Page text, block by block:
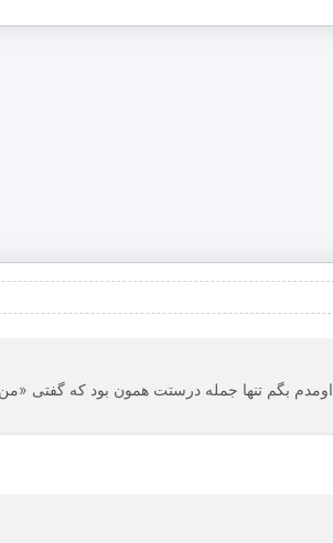
اومدم بگم تنها جمله درستت همون بود که گفتی